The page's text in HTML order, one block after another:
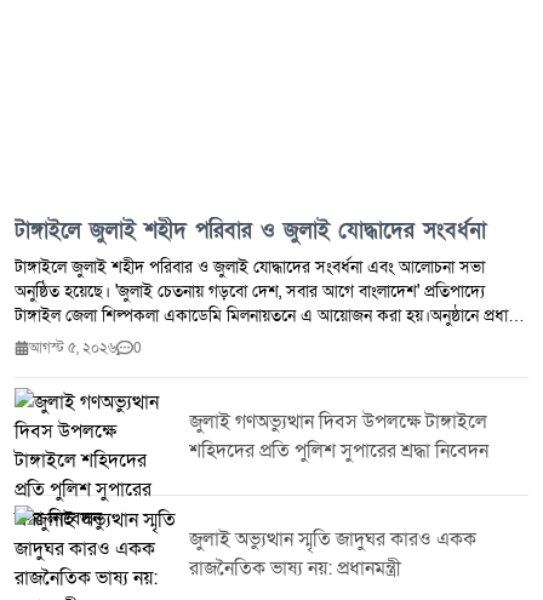
টাঙ্গাইলে জুলাই শহীদ পরিবার ও জুলাই যোদ্ধাদের সংবর্ধনা
টাঙ্গাইলে জুলাই শহীদ পরিবার ও জুলাই যোদ্ধাদের সংবর্ধনা এবং আলোচনা সভা
অনুষ্ঠিত হয়েছে। 'জুলাই চেতনায় গড়বো দেশ, সবার আগে বাংলাদেশ' প্রতিপাদ্যে
টাঙ্গাইল জেলা শিল্পকলা একাডেমি মিলনায়তনে এ আয়োজন করা হয়।অনুষ্ঠানে প্রধান
অতিথি হিসেবে উপস্থিত ছিলেন বিএনপির কেন্দ্রীয় প্রচার সম্পাদক এবং মৎস্য ও
জুলাই গণঅভ্যুত্থানের শহীদদের প্রতি গভীর শ্রদ্ধা জানিয়ে বলেন, তাঁদের আত্মত্যাগ
জাতির ইতিহাসে চিরস্মরণীয় হয়ে থাকবে। তিনি জুলাইয়ের চেতনা ধারণ করে একটি
বৈষম্যহীন, গণতান্ত্রিক ও সমৃদ্ধ বাংলাদেশ গড়ে তুলতে সবাইকে ঐক্যবদ্ধভাবে কাজ
করার আহ্বান জানান।অনুষ্ঠানে জুলাই শহীদ পরিবারের সদস্য ও জুলাই যোদ্ধাদের
সম্মাননা প্রদান করা হয়। এ সময় বিভিন্ন পর্যায়ের সরকারি কর্মকর্তা, রাজনৈতিক
নেতৃবৃন্দ, মুক্তিযোদ্ধা, সামাজিক ও সাংস্কৃতিক ব্যক্তিত্বসহ সুধীজন উপস্থিত ছিলেন।
আলোচনা সভায় বক্তারা বলেন, জুলাই গণঅভ্যুত্থানের চেতনা নতুন প্রজন্মের মাঝে
ছড়িয়ে দিতে এবং শহীদদের আত্মত্যাগের ইতিহাস সংরক্ষণে সবাইকে সম্মিলিতভাবে
কাজ করতে হবে।
আগস্ট ৫, ২০২৬ 0
জুলাই গণঅভ্যুত্থান দিবস উপলক্ষে টাঙ্গাইলে
শহিদদের প্রতি পুলিশ সুপারের শ্রদ্ধা নিবেদন
জুলাই অভ্যুত্থান স্মৃতি জাদুঘর কারও একক
রাজনৈতিক ভাষ্য নয়: প্রধানমন্ত্রী